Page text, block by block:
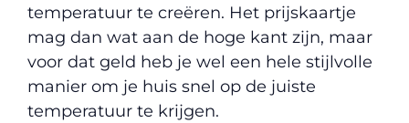
temperatuur te creëren. Het prijskaartje
mag dan wat aan de hoge kant zijn, maar
voor dat geld heb je wel een hele stijlvolle
manier om je huis snel op de juiste
temperatuur te krijgen.